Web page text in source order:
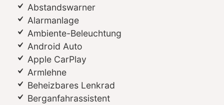
Abstandswarner
Alarmanlage
Ambiente-Beleuchtung
Android Auto
Apple CarPlay
Armlehne
Beheizbares Lenkrad
Berganfahrassistent